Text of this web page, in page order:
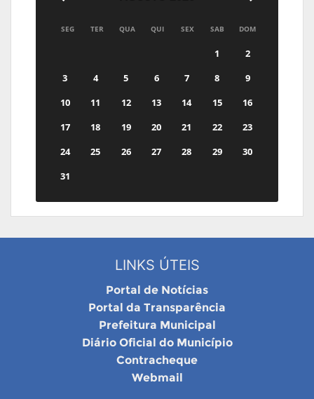
SEG TER QUA QUI SEX SAB DOM
1
2
3
4 5 6 7 8
9
10
11 12 13 14 15
16
17
18 19 20 21 22
23
24
25 26 27 28 29
30
31
LINKS ÚTEIS
Portal de Notícias
Portal da Transparência
Prefeitura Municipal
Diário Oficial do Município
Contracheque
Webmail